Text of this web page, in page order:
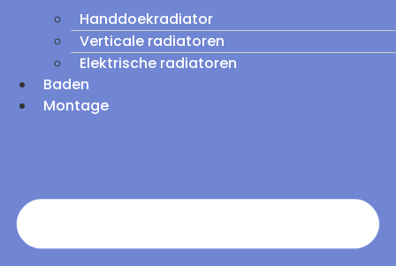
Handdoekradiator
Verticale radiatoren
Elektrische radiatoren
Baden
Montage